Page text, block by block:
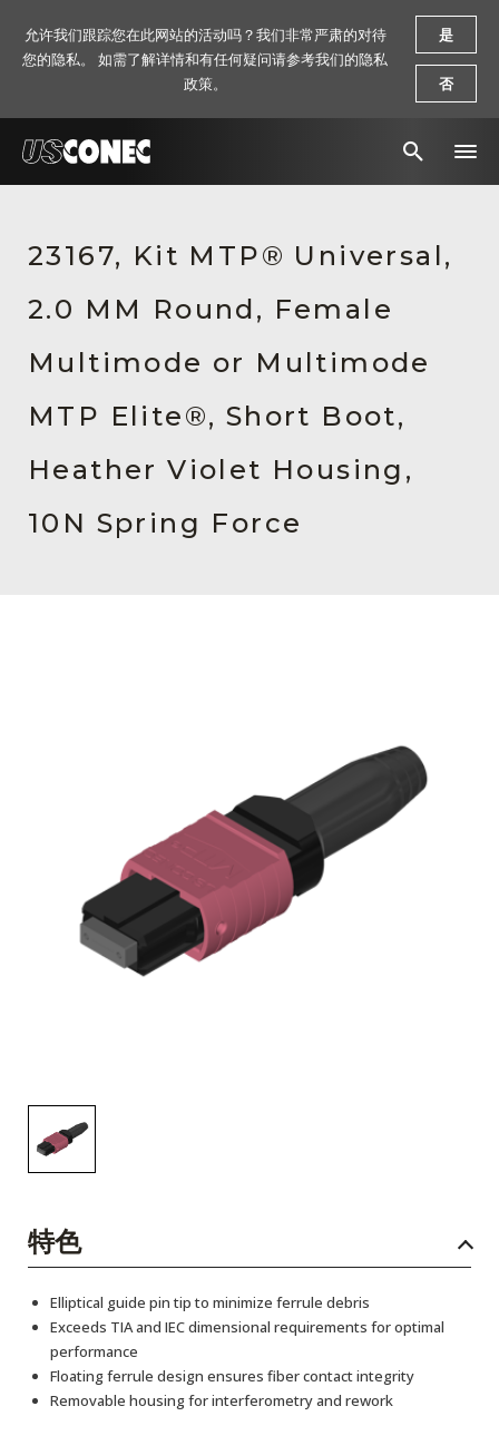
解决方案
产品
资源
关于我们
23167, Kit MTP® Universal,
2.0 MM Round, Female
Multimode or Multimode
MTP Elite®, Short Boot,
Heather Violet Housing,
10N Spring Force
特色
Elliptical guide pin tip to minimize ferrule debris
Exceeds TIA and IEC dimensional requirements for optimal
performance
Floating ferrule design ensures fiber contact integrity
Removable housing for interferometry and rework
允许我们跟踪您在此网站的活动吗？我们非常严肃的对待
您的隐私。 如需了解详情和有任何疑问请参考我们的隐私
政策。
是
否